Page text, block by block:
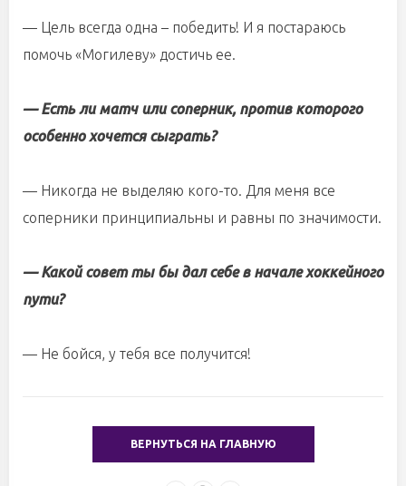
— Цель всегда одна – победить! И я постараюсь
помочь «Могилеву» достичь ее.
— Есть ли матч или соперник, против которого
особенно хочется сыграть?
— Никогда не выделяю кого-то. Для меня все
соперники принципиальны и равны по значимости.
— Какой совет ты бы дал себе в начале хоккейного
пути?
— Не бойся, у тебя все получится!
ВЕРНУТЬСЯ НА ГЛАВНУЮ